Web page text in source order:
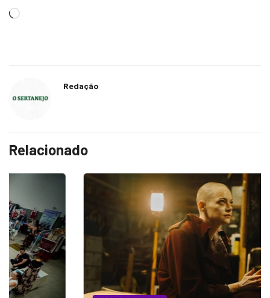
Redação
Relacionado